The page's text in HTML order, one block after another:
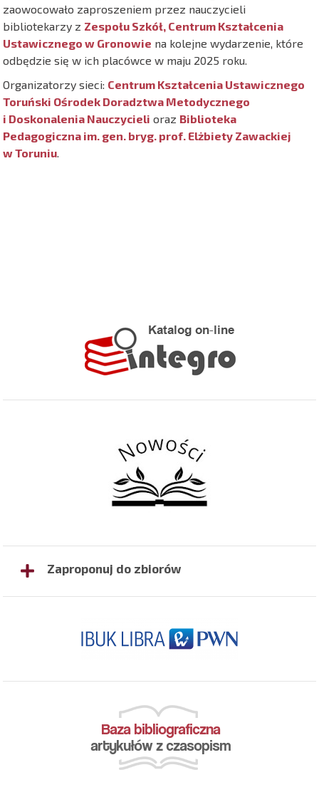
zaowocowało zaproszeniem przez nauczycieli
bibliotekarzy z Zespołu Szkół, Centrum Kształcenia
Ustawicznego w Gronowie na kolejne wydarzenie, które
odbędzie się w ich placówce w maju 2025 roku.
Organizatorzy sieci: Centrum Kształcenia Ustawicznego
Toruński Ośrodek Doradztwa Metodycznego
i Doskonalenia Nauczycieli orazBiblioteka
Pedagogiczna im. gen. bryg. prof. Elżbiety Zawackiej
w Toruniu.
Zaproponuj do zbiorów